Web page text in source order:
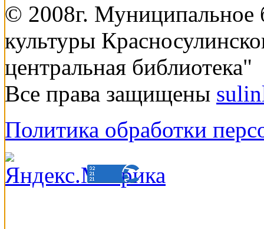
© 2008г. Муниципальное
культуры
центральная библиотека"
Все права защищены
Политика обработки